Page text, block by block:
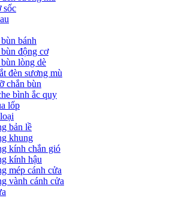
sốc
bánh
động cơ
lòng dè
đèn sương mù
chắn bùn
bình ắc quy
lốp
bản lề
khung
kính chắn gió
kính hậu
mép cánh cửa
vành cánh cửa